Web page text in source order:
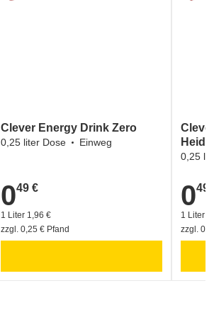
Clever Energy Drink Zero
0,25 liter Dose Einweg
0,49 €
049 €
1 Liter 1,96 €
zzgl. 0,25 € Pfand
0,25
0,49 €
049
1 Liter
zzgl.